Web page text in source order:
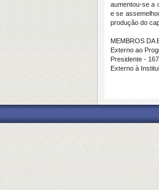
aumentou-se a
e se
produção do
MEMBROS DA
Externo ao
Presidente -
Externo à